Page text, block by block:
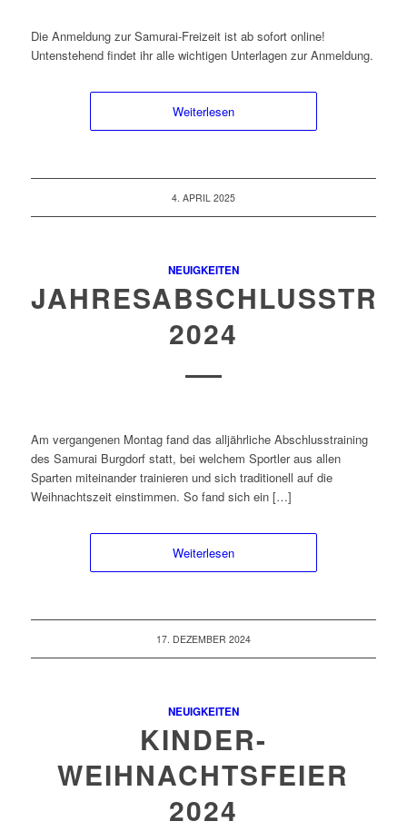
Die Anmeldung zur Samurai-Freizeit ist ab sofort online!
Untenstehend findet ihr alle wichtigen Unterlagen zur Anmeldung.
Weiterlesen
4. APRIL 2025
NEUIGKEITEN
2024
Am vergangenen Montag fand das alljährliche Abschlusstraining
des Samurai Burgdorf statt, bei welchem Sportler aus allen
Sparten miteinander trainieren und sich traditionell auf die
Weihnachtszeit einstimmen. So fand sich ein […]
Weiterlesen
17. DEZEMBER 2024
NEUIGKEITEN
KINDER-
WEIHNACHTSFEIER
2024